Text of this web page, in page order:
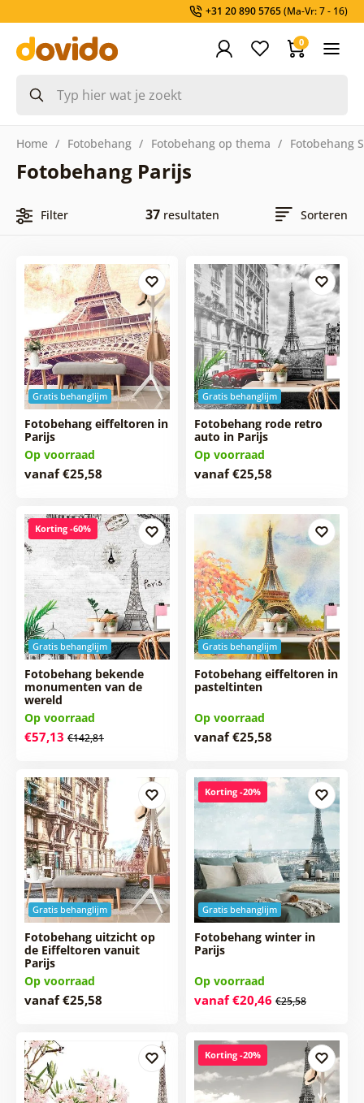
+31 20 890 5765(Ma-Vr: 7 - 16)
0
Home Fotobehang Fotobehang op thema Fotobehang
Fotobehang Parijs
Filter 37resultaten Sorteren
Gratis behanglijm
Fotobehang eiffeltoren in
Parijs
Op voorraad
vanaf €25,58
Gratis behanglijm
Fotobehang rode retro
auto in Parijs
Op voorraad
vanaf €25,58
Gratis behanglijm
Korting -60%
Fotobehang bekende
monumenten van de
wereld
Op voorraad
€57,13 €142,81
Gratis behanglijm
Fotobehang eiffeltoren in
pasteltinten
Op voorraad
vanaf €25,58
Gratis behanglijm
Fotobehang uitzicht op
de Eiffeltoren vanuit
Parijs
Op voorraad
vanaf €25,58
Gratis behanglijm
Korting -20%
Fotobehang winter in
Parijs
Op voorraad
vanaf €20,46 €25,58
Korting -20%